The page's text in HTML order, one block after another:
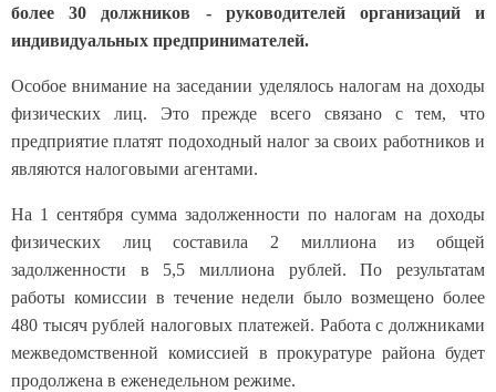
более 30 должников - руководителей организаций и
индивидуальных предпринимателей.
Особое внимание на заседании уделялось налогам на доходы
физических лиц. Это прежде всего связано с тем, что
предприятие платят подоходный налог за своих работников и
являются налоговыми агентами.
На 1 сентября сумма задолженности по налогам на доходы
физических лиц составила 2 миллиона из общей
задолженности в 5,5 миллиона рублей. По результатам
работы комиссии в течение недели было возмещено более
480 тысяч рублей налоговых платежей. Работа с должниками
межведомственной комиссией в прокуратуре района будет
продолжена в еженедельном режиме.